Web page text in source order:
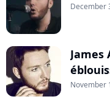
December
November